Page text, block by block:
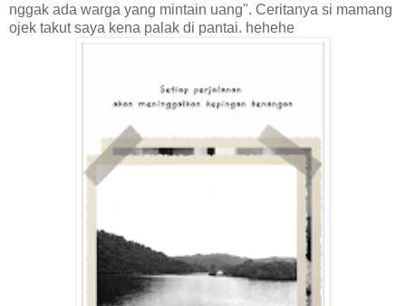
nggak ada warga yang mintain uang". Ceritanya si mamang
ojek takut saya kena palak di pantai. hehehe